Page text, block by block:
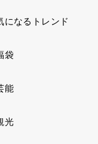
になるトレンド
袋
能
光